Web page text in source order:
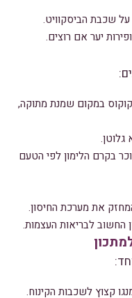
שכבת הביסקוויט.
יער אם רוצים.
במקום שמנת מתוקה,
בקרם הלימון לפי הטעם
החשוב לבריאות העצמות.
קצוץ לשכבות הקינוח.